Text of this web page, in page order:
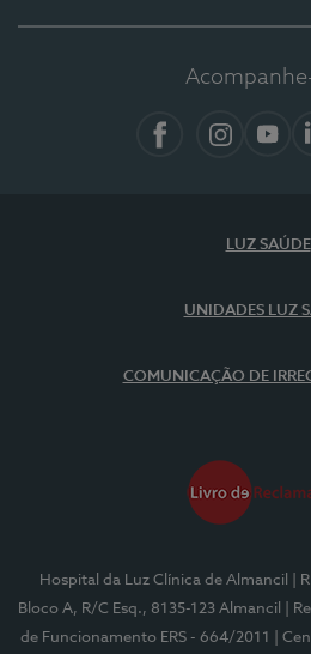
LUZ SAÚDE
UNIDADES LUZ
COMUNICAÇÃO DE
Hospital da Luz Clínica de Almancil
|
Bloco A, R/C Esq., 8135-123 Almancil
|
de Funcionamento ERS - 664/2011
|